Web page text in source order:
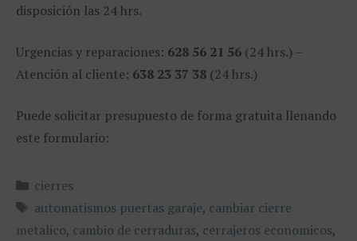
disposición las 24 hrs.
Urgencias y reparaciones: 628 56 21 56 (24 hrs.) –
Atención al cliente: 638 23 37 38 (24 hrs.)
Puede solicitar presupuesto de forma gratuita llenando
este formulario:
Categorías
cierres
Etiquetas
automatismos puertas garaje, cambiar cierre
metalico, cambio de cerraduras, cerrajeros economicos,